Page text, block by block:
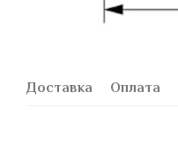
Доставка Оплата